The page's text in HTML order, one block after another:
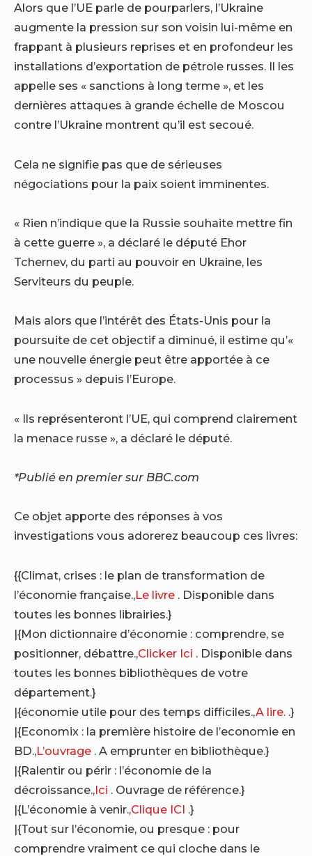
Alors que l’UE parle de pourparlers, l’Ukraine
augmente la pression sur son voisin lui-même en
frappant à plusieurs reprises et en profondeur les
installations d’exportation de pétrole russes. Il les
appelle ses « sanctions à long terme », et les
dernières attaques à grande échelle de Moscou
contre l’Ukraine montrent qu’il est secoué.
Cela ne signifie pas que de sérieuses
négociations pour la paix soient imminentes.
« Rien n’indique que la Russie souhaite mettre fin
à cette guerre », a déclaré le député Ehor
Tchernev, du parti au pouvoir en Ukraine, les
Serviteurs du peuple.
Mais alors que l’intérêt des États-Unis pour la
poursuite de cet objectif a diminué, il estime qu’«
une nouvelle énergie peut être apportée à ce
processus » depuis l’Europe.
« Ils représenteront l’UE, qui comprend clairement
la menace russe », a déclaré le député.
*Publié en premier sur BBC.com
Ce objet apporte des réponses à vos
investigations vous adorerez beaucoup ces livres:
{{Climat, crises : le plan de transformation de
l’économie française.,Le livre . Disponible dans
toutes les bonnes librairies.}
|{Mon dictionnaire d’économie : comprendre, se
positionner, débattre.,Clicker Ici . Disponible dans
toutes les bonnes bibliothèques de votre
département.}
|{économie utile pour des temps difficiles.,A lire. .}
|{Economix : la première histoire de l’economie en
BD.,L’ouvrage . A emprunter en bibliothèque.}
|{Ralentir ou périr : l’économie de la
décroissance.,Ici . Ouvrage de référence.}
|{L’économie à venir.,Clique ICI .}
|{Tout sur l’économie, ou presque : pour
comprendre vraiment ce qui cloche dans le